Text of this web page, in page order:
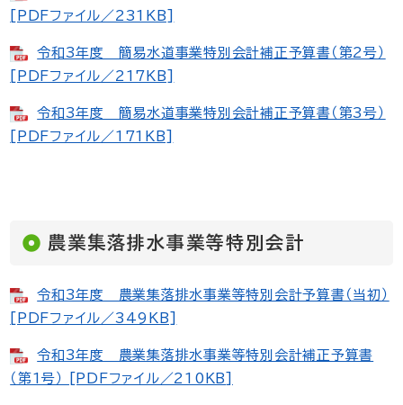
[PDFファイル／231KB]
令和3年度 簡易水道事業特別会計補正予算書（第2号）
[PDFファイル／217KB]
令和3年度 簡易水道事業特別会計補正予算書（第3号）
[PDFファイル／171KB]
農業集落排水事業等特別会計
令和3年度 農業集落排水事業等特別会計予算書（当初）
[PDFファイル／349KB]
令和3年度 農業集落排水事業等特別会計補正予算書
（第1号） [PDFファイル／210KB]